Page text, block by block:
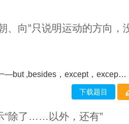
、向”只说明运动的方向，
,besides，except，except for
下载题目
“除了……以外，还有”